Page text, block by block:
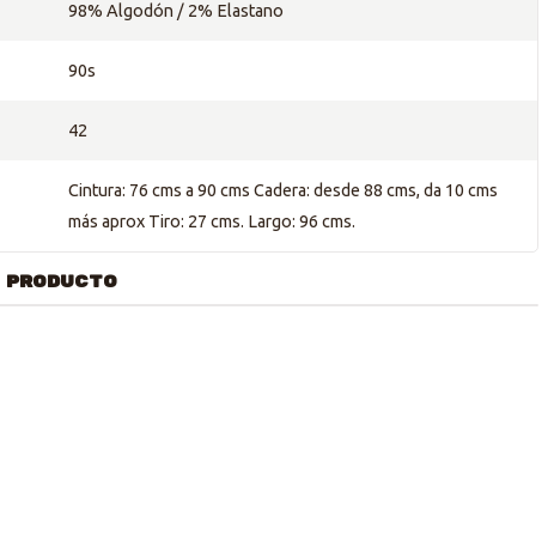
98% Algodón / 2% Elastano
90s
42
Cintura: 76 cms a 90 cms Cadera: desde 88 cms, da 10 cms
más aprox Tiro: 27 cms. Largo: 96 cms.